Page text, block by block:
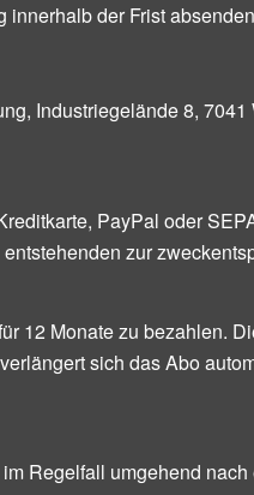
innerhalb der Frist
Industriegelände 8,
PayPal oder
zur
12 Monate zu bezahlen.
sich das Abo
Regelfall umgehend